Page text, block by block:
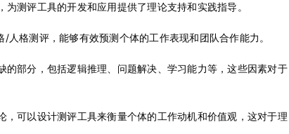
测评工具的开发和应用提供了理论支持和实践指导。
格测评，能够有效预测个体的工作表现和团队合作能力。
的部分，包括逻辑推理、问题解决、学习能力等，这些因素对于
，可以设计测评工具来衡量个体的工作动机和价值观，这对于理